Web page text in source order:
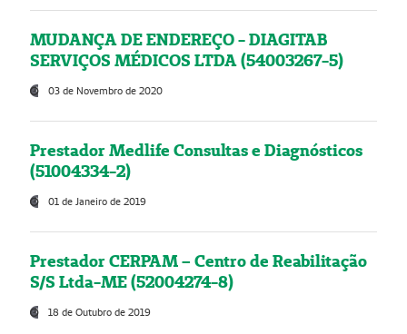
MUDANÇA DE ENDEREÇO - DIAGITAB
SERVIÇOS MÉDICOS LTDA (54003267-5)
03 de Novembro de 2020
Prestador Medlife Consultas e Diagnósticos
(51004334-2)
01 de Janeiro de 2019
Prestador CERPAM – Centro de Reabilitação
S/S Ltda-ME (52004274-8)
18 de Outubro de 2019